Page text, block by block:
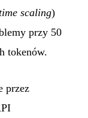
scaling)
przy 50
tokenów.
przez